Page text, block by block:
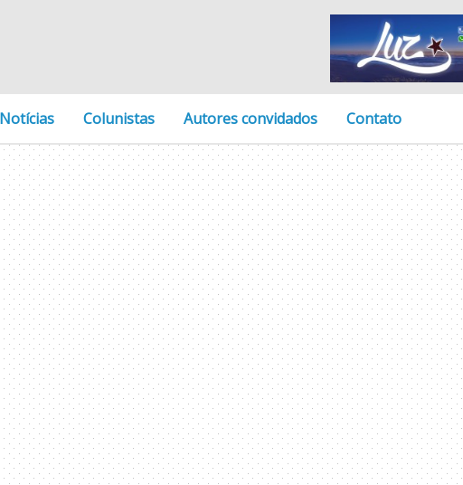
Notícias Colunistas Autores convidados Contato